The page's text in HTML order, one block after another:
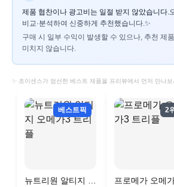
제품 협찬이나 광고비는 일절 받지 않았습니다.
비교·분석하여 신중하게 추천했습니다.✨
구매 시 일부 수익이 발생할 수 있으나, 추천 제
미치지 않습니다.
✨ 초이센스가 엄선한 베스트 제품을 프리뷰에서 먼저 만나보
베스트픽
뉴트리원 알티지 오
2위
프로메가 오메